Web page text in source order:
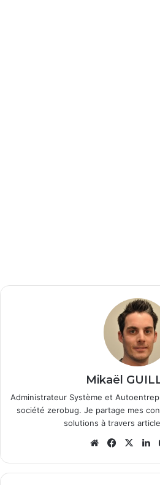
Mikaël
Administrateur Système et
société zerobug. Je partage mes
solutions à travers
WebsiteFacebook
X